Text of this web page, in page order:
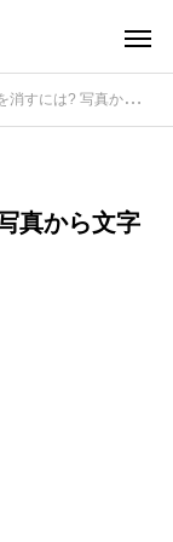
ら文字を消去する便利機能を解説
真から文字